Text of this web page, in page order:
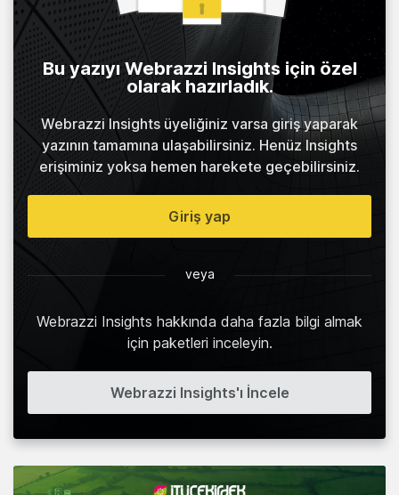
Bu yazıyı Webrazzi Insights için özel
olarak hazırladık.
Webrazzi Insights üyeliğiniz varsa giriş yaparak
yazının tamamına ulaşabilirsiniz. Henüz Insights
erişiminiz yoksa hemen harekete geçebilirsiniz.
Giriş yap
veya
Webrazzi Insights hakkında daha fazla bilgi almak
için paketleri inceleyin.
Webrazzi Insights'ı İncele